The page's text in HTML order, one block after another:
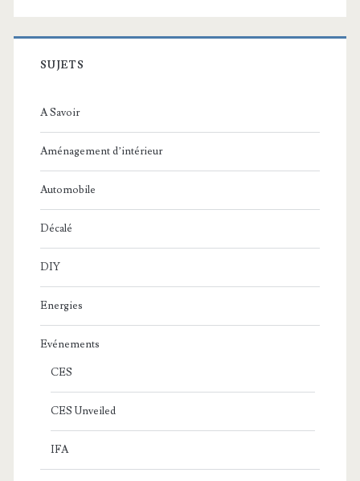
SUJETS
A Savoir
Aménagement d’intérieur
Automobile
Décalé
DIY
Energies
Evénements
CES
CES Unveiled
IFA